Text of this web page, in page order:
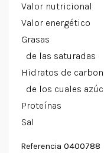
Valor nutricional
Valor energético
Grasas
de las saturadas
Hidratos de
de los cuales
Proteínas
Sal
Referencia 0400788